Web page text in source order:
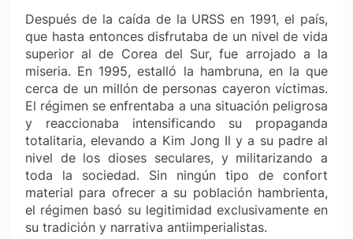
Después de la caída de la URSS en 1991, el país,
que hasta entonces disfrutaba de un nivel de vida
superior al de Corea del Sur, fue arrojado a la
miseria. En 1995, estalló la hambruna, en la que
cerca de un millón de personas cayeron víctimas.
El régimen se enfrentaba a una situación peligrosa
y reaccionaba intensificando su propaganda
totalitaria, elevando a Kim Jong Il y a su padre al
nivel de los dioses seculares, y militarizando a
toda la sociedad. Sin ningún tipo de confort
material para ofrecer a su población hambrienta,
el régimen basó su legitimidad exclusivamente en
su tradición y narrativa antiimperialistas.